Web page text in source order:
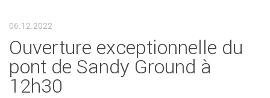
06.12.2022
Ouverture exceptionnelle du
pont de Sandy Ground à
12h30